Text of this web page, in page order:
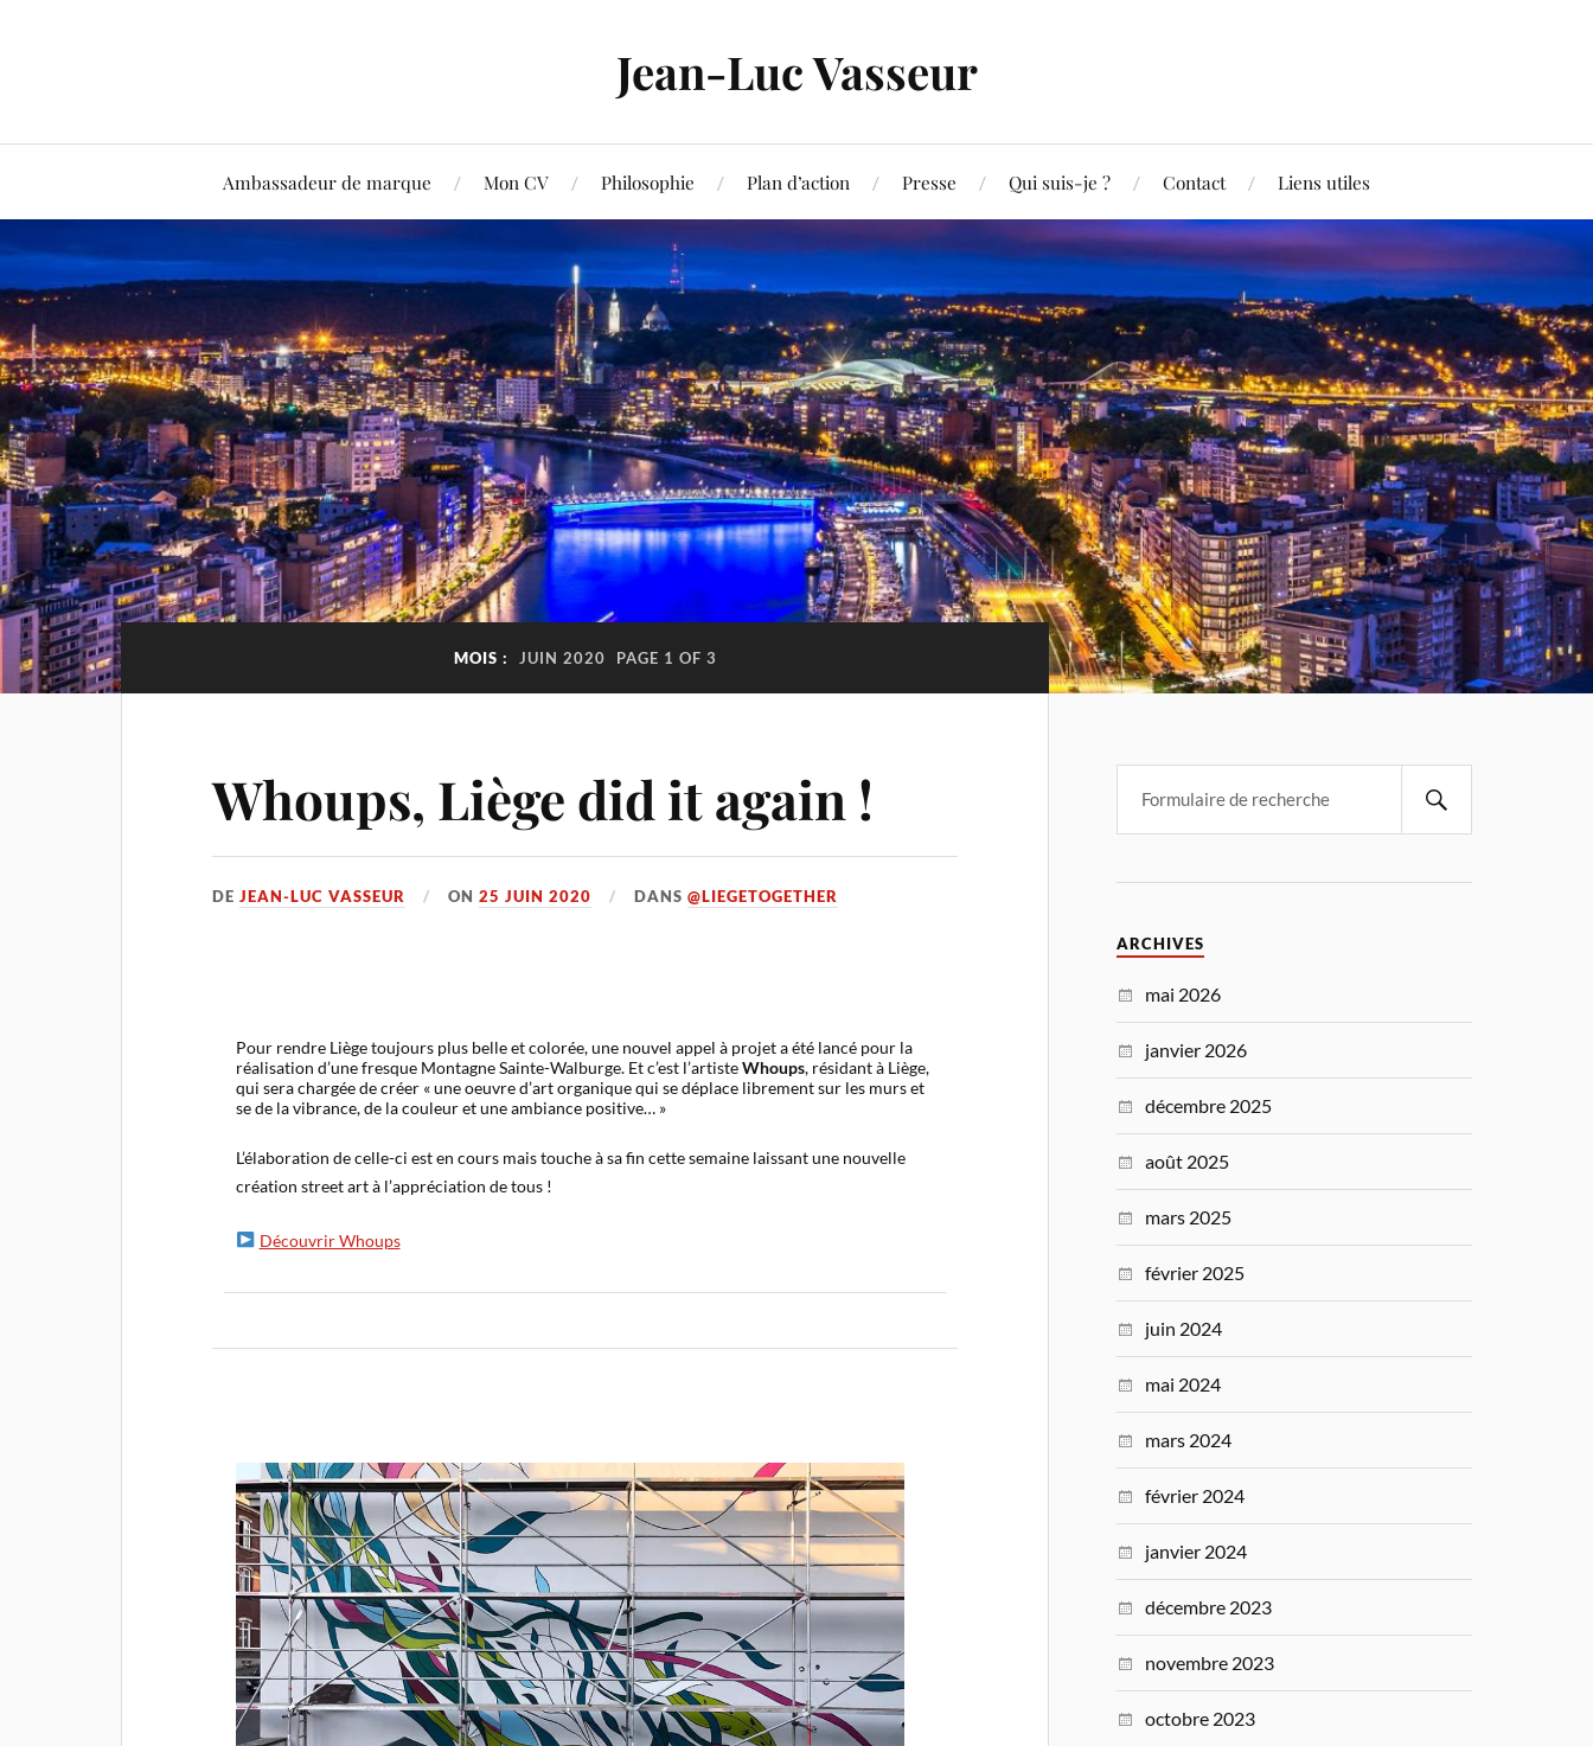
Jean-Luc Vasseur
Ambassadeur de marque Mon CV Philosophie Plan d’action Presse Qui suis-je ? Contact Liens utiles
MOIS : JUIN 2020 PAGE 1 OF 3
Whoups, Liège did it again !
DEJEAN-LUC VASSEUR ON25 JUIN 2020 DANS@LIEGETOGETHER
Pour rendre Liège toujours plus belle et colorée, une nouvel appel à projet a été lancé pour la
réalisation d’une fresque Montagne Sainte-Walburge. Et c’est l’artisteWhoups, résidant à Liège,
qui sera chargée de créer « une oeuvre d’art organique qui se déplace librement sur les murs et
se de la vibrance, de la couleur et une ambiance positive… »
L’élaboration de celle-ci est en cours mais touche à sa fin cette semaine laissant une nouvelle
création street art à l’appréciation de tous !
Découvrir Whoups
ARCHIVES
mai 2026
janvier 2026
décembre 2025
août 2025
mars 2025
février 2025
juin 2024
mai 2024
mars 2024
février 2024
janvier 2024
décembre 2023
novembre 2023
octobre 2023